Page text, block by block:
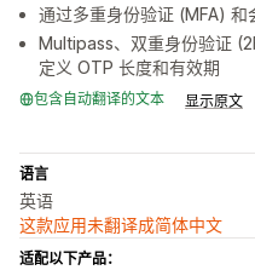
通过多重身份验证 (MFA)
Multipass、双重身份验证
定义 OTP 长度和有效期
包含自动翻译的文本 显示原文
语言
英语
这款应用未翻译成简体中文
适配以下产品：